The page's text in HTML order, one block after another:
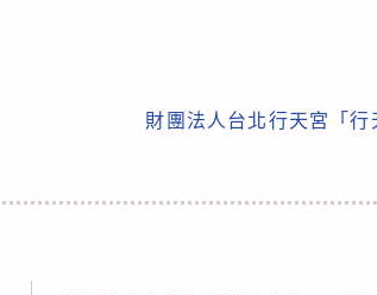
財團法人台北行天宮「行